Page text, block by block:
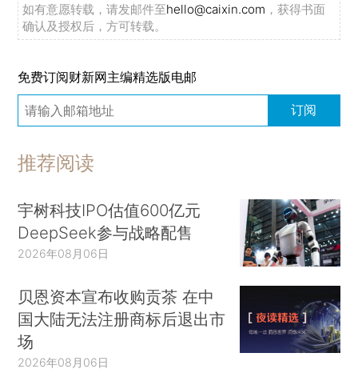
如有意愿转载，请发邮件至hello@caixin.com ，获得书面
确认及授权后，方可转载。
免费订阅财新网主编精选版电邮
订阅
推荐阅读
宇树科技IPO估值600亿元
DeepSeek参与战略配售
2026年08月06日
贝恩资本宣布收购贡茶 在中
国大陆无法注册商标后退出市
场
2026年08月06日